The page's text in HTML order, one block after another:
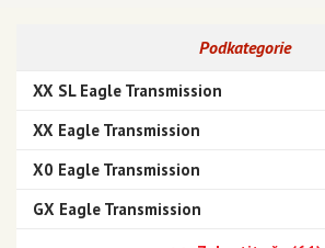
Podkategorie
XX SL Eagle Transmission
XX Eagle Transmission
X0 Eagle Transmission
GX Eagle Transmission